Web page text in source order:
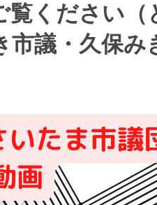
覧ください（
市議・久保み